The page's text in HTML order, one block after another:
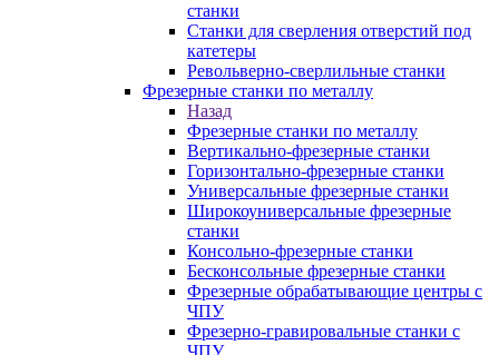
станки
Станки для сверления отверстий под
катетеры
Револьверно-сверлильные станки
Фрезерные станки по металлу
Назад
Фрезерные станки по металлу
Вертикально-фрезерные станки
Горизонтально-фрезерные станки
Универсальные фрезерные станки
Широкоуниверсальные фрезерные
станки
Консольно-фрезерные станки
Бесконсольные фрезерные станки
Фрезерные обрабатывающие центры с
ЧПУ
Фрезерно-гравировальные станки с
ЧПУ